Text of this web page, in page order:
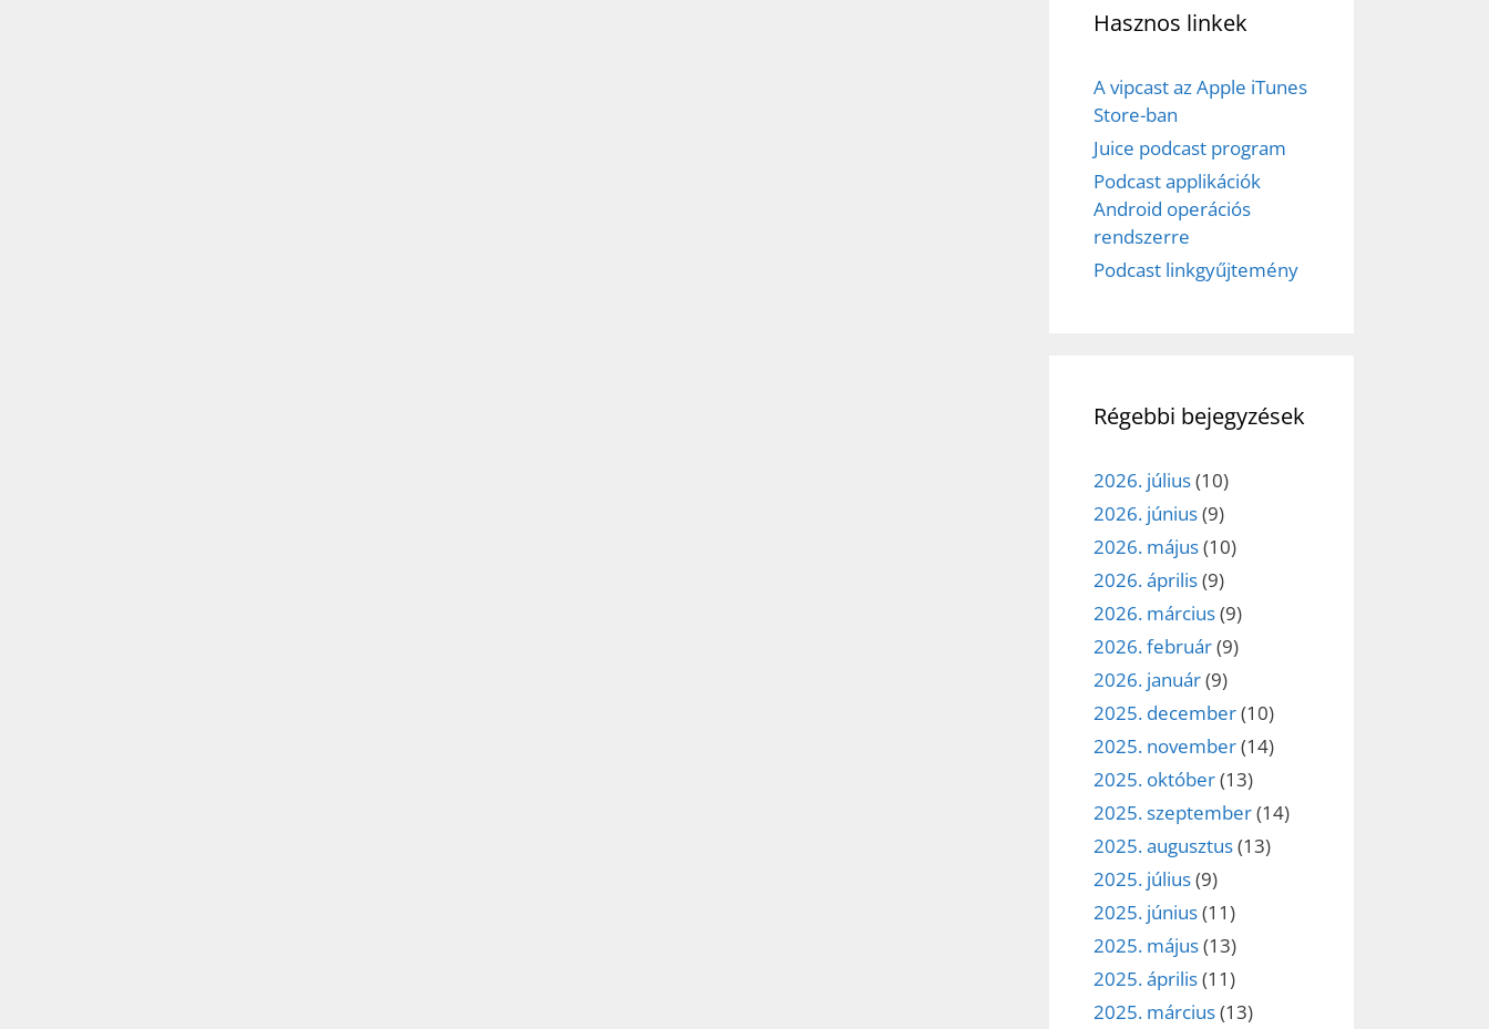
Hasznos linkek
A vipcast az Apple iTunes
Store-ban
Juice podcast program
Podcast applikációk
Android operációs
rendszerre
Podcast linkgyűjtemény
Régebbi bejegyzések
2026. július(10)
2026. június(9)
2026. május(10)
2026. április(9)
2026. március(9)
2026. február(9)
2026. január(9)
2025. december(10)
2025. november(14)
2025. október(13)
2025. szeptember(14)
2025. augusztus(13)
2025. július(9)
2025. június(11)
2025. május(13)
2025. április(11)
2025. március(13)